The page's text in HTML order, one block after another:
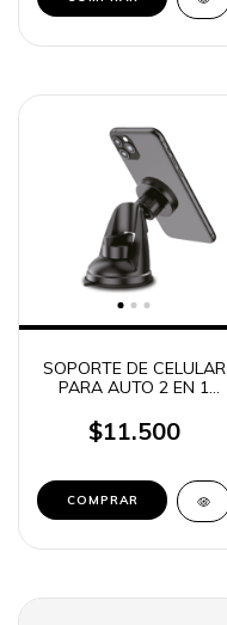
SOPORTE DE CELULAR
PARA AUTO 2 EN 1
$11.500